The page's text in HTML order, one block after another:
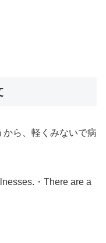
から、軽くみないで病
・There are a